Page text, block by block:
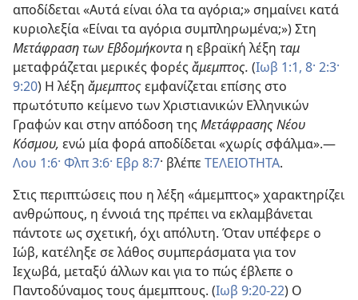
αποδίδεται «Αυτά είναι όλα τα αγόρια;» σημαίνει κατά
κυριολεξία «Είναι τα αγόρια συμπληρωμένα;») Στη
Μετάφραση των Εβδομήκοντα η εβραϊκή λέξη ταμ
μεταφράζεται μερικές φορές ἄμεμπτος. (Ιωβ 1:1, 8· 2:3·
9:20) Η λέξη ἄμεμπτοςεμφανίζεται επίσης στο
πρωτότυπο κείμενο των Χριστιανικών Ελληνικών
Γραφών και στην απόδοση της Μετάφρασης Νέου
Κόσμου, ενώ μία φορά αποδίδεται «χωρίς σφάλμα».—
Λου 1:6· Φλπ 3:6· Εβρ 8:7· βλέπε ΤΕΛΕΙΟΤΗΤΑ.
Στις περιπτώσεις που η λέξη «άμεμπτος» χαρακτηρίζει
ανθρώπους, η έννοιά της πρέπει να εκλαμβάνεται
πάντοτε ως σχετική, όχι απόλυτη. Όταν υπέφερε ο
Ιώβ, κατέληξε σε λάθος συμπεράσματα για τον
Ιεχωβά, μεταξύ άλλων και για το πώς έβλεπε ο
Παντοδύναμος τους άμεμπτους. (Ιωβ 9:20-22) Ο